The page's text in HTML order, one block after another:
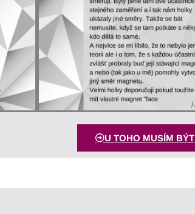
U TOHO MUSÍM BÝT